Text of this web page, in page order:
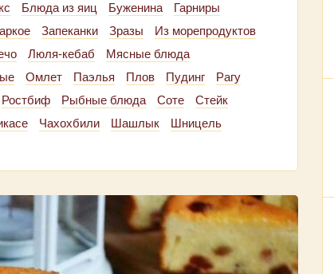
Блюда из яиц Буженина
Гарниры
Запеканки Зразы
Из морепродуктов
Люля-кебаб
Мясные блюда
Омлет Паэлья Плов Пудинг
Рагу
Ростбиф Рыбные блюда Соте
Стейк
Чахохбили Шашлык
Шницель